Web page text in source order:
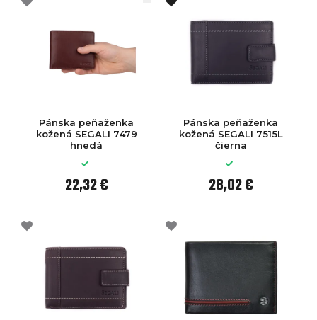
Pánska peňaženka
kožená SEGALI 7479
hnedá
22,32 €
Pánska peňaženka
kožená SEGALI 7515L
čierna
28,02 €